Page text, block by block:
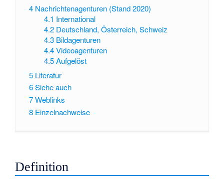
4 Nachrichtenagenturen (Stand 2020)
4.1 International
4.2 Deutschland, Österreich, Schweiz
4.3 Bildagenturen
4.4 Videoagenturen
4.5 Aufgelöst
5 Literatur
6Siehe auch
7Weblinks
8 Einzelnachweise
Definition